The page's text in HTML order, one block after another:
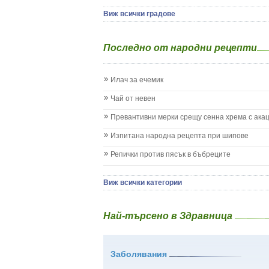
Детски диабет
Жълтеница
Запек на бебето и детето
Кашлица при бебето и детето
Колики
Менингит
Млечница
Нощно напикаване - енуреза
Плач
Проблеми с очите на бебето и детето
Виж всички градове
Последно от народни рецепти
Илач за ечемик
Чай от невен
Превантивни мерки срещу сенна хрема с
Изпитана народна рецепта при шипове
Репички против пясък в бъбреците
Виж всички категории
Най-търсено в Здравница
Заболявания